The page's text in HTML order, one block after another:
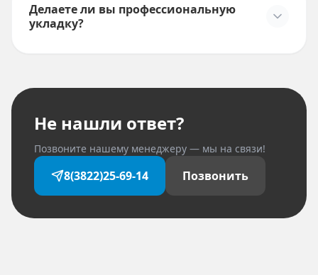
Делаете ли вы профессиональную
укладку?
Не нашли ответ?
Позвоните нашему менеджеру — мы на связи!
8(3822)25-69-14 Позвонить